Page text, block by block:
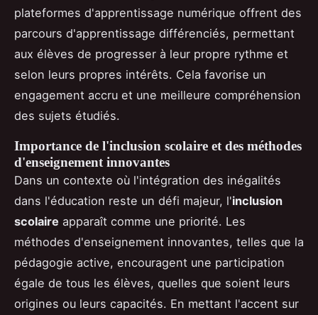
plateformes d'apprentissage numérique offrent des
parcours d'apprentissage différenciés, permettant
aux élèves de progresser à leur propre rythme et
selon leurs propres intérêts. Cela favorise un
engagement accru et une meilleure compréhension
des sujets étudiés.
Importance de l'inclusion scolaire et des méthodes
d'enseignement innovantes
Dans un contexte où l'intégration des inégalités
dans l'éducation reste un défi majeur, l'inclusion
scolaire apparaît comme une priorité. Les
méthodes d'enseignement innovantes, telles que la
pédagogie active, encouragent une participation
égale de tous les élèves, quelles que soient leurs
origines ou leurs capacités. En mettant l'accent sur